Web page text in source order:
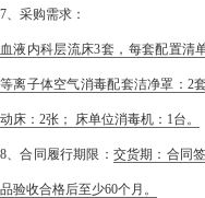
7、采购需求：
血液内科层流床3套，每套配置清
等离子体空气消毒配套洁净罩：2
动床：2张； 床单位消毒机：1台。
8、合同履行期限： 交货期：合同
品验收合格后至少60个月。